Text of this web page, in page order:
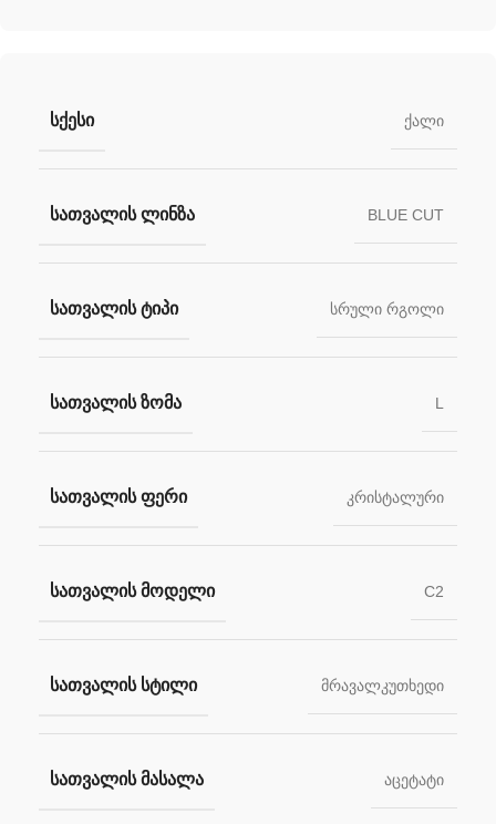
ᲡᲥᲔᲡᲘ ქალი
ᲡᲐᲗᲕᲐᲚᲘᲡ ᲚᲘᲜᲖᲐ BLUE CUT
ᲡᲐᲗᲕᲐᲚᲘᲡ ᲢᲘᲞᲘ სრული რგოლი
ᲡᲐᲗᲕᲐᲚᲘᲡ ᲖᲝᲛᲐ L
ᲡᲐᲗᲕᲐᲚᲘᲡ ᲤᲔᲠᲘ კრისტალური
ᲡᲐᲗᲕᲐᲚᲘᲡ ᲛᲝᲓᲔᲚᲘ C2
ᲡᲐᲗᲕᲐᲚᲘᲡ ᲡᲢᲘᲚᲘ მრავალკუთხედი
ᲡᲐᲗᲕᲐᲚᲘᲡ ᲛᲐᲡᲐᲚᲐ აცეტატი